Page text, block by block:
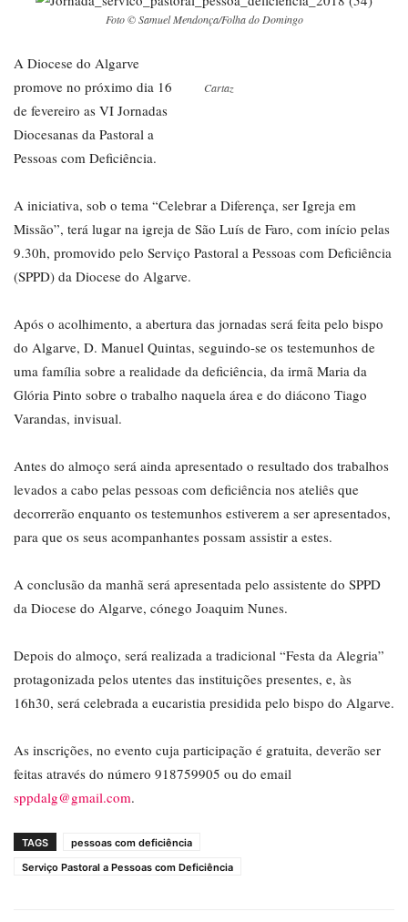
Foto © Samuel Mendonça/Folha do Domingo
Cartaz
A Diocese do Algarve
promove no próximo dia 16
de fevereiro as VI Jornadas
Diocesanas da Pastoral a
Pessoas com Deficiência.
A iniciativa, sob o tema “Celebrar a Diferença, ser Igreja em
Missão”, terá lugar na igreja de São Luís de Faro, com início pelas
9.30h, promovido pelo Serviço Pastoral a Pessoas com Deficiência
(SPPD) da Diocese do Algarve.
Após o acolhimento, a abertura das jornadas será feita pelo bispo
do Algarve, D. Manuel Quintas, seguindo-se os testemunhos de
uma família sobre a realidade da deficiência, da irmã Maria da
Glória Pinto sobre o trabalho naquela área e do diácono Tiago
Varandas, invisual.
Antes do almoço será ainda apresentado o resultado dos trabalhos
levados a cabo pelas pessoas com deficiência nos ateliês que
decorrerão enquanto os testemunhos estiverem a ser apresentados,
para que os seus acompanhantes possam assistir a estes.
A conclusão da manhã será apresentada pelo assistente do SPPD
da Diocese do Algarve, cónego Joaquim Nunes.
Depois do almoço, será realizada a tradicional “Festa da Alegria”
protagonizada pelos utentes das instituições presentes, e, às
16h30, será celebrada a eucaristia presidida pelo bispo do Algarve.
As inscrições, no evento cuja participação é gratuita, deverão ser
feitas através do número 918759905 ou do email
sppdalg@gmail.com.
TAGS
pessoas com deficiência
Serviço Pastoral a Pessoas com Deficiência